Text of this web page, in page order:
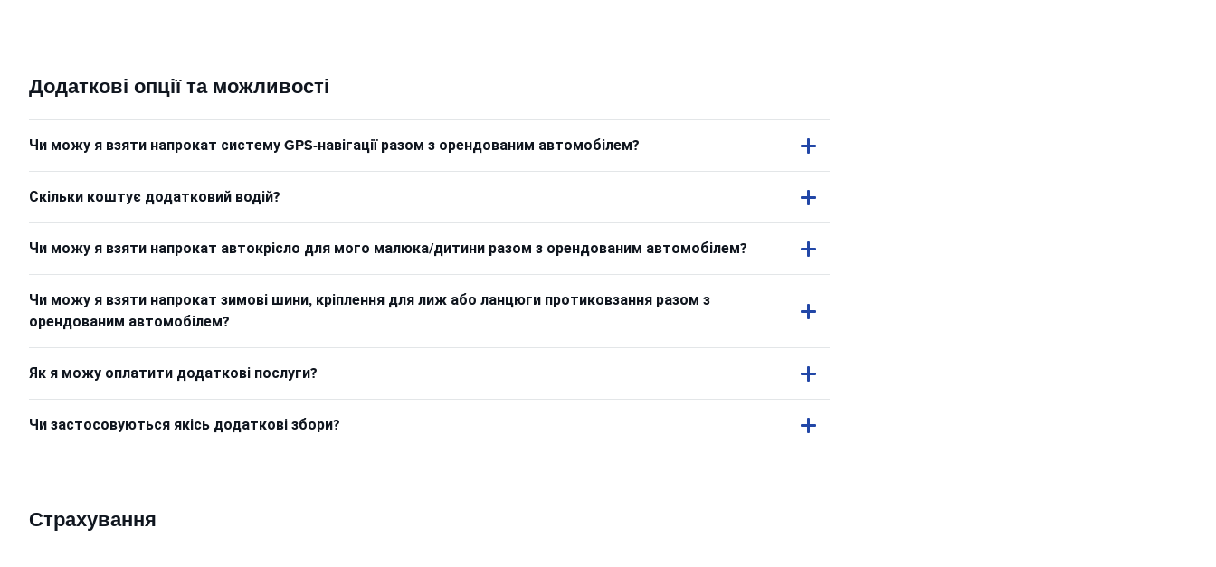
Додаткові опції та можливості
Чи можу я взяти напрокат систему GPS-навігації разом з орендованим автомобілем?
Скільки коштує додатковий водій?
Чи можу я взяти напрокат автокрісло для мого малюка/дитини разом з орендованим автомобілем?
Чи можу я взяти напрокат зимові шини, кріплення для лиж або ланцюги протиковзання разом з
орендованим автомобілем?
Як я можу оплатити додаткові послуги?
Чи застосовуються якісь додаткові збори?
Страхування